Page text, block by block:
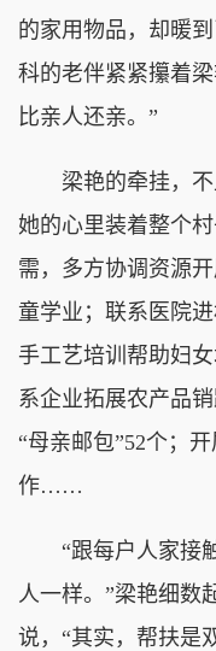
的家用物品，却暖
科的老伴紧紧攥着
比亲人还亲。”
梁艳的牵挂，不
她的心里装着整个
需，多方协调资源
童学业；联系医院
手工艺培训帮助妇
系企业拓展农产品
“母亲邮包”52个；
作……
“跟每户人家接触
人一样。”梁艳细数
说，“其实，帮扶是